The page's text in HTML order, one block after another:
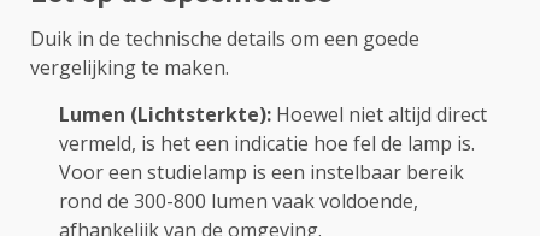
Duik in de technische details om een goede
vergelijking te maken.
Lumen (Lichtsterkte): Hoewel niet altijd direct
vermeld, is het een indicatie hoe fel de lamp is.
Voor een studielamp is een instelbaar bereik
rond de 300-800 lumen vaak voldoende,
afhankelijk van de omgeving.